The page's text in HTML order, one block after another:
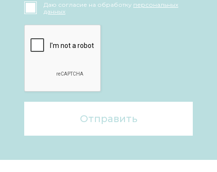
Даю согласие на обработку персональных
данных
Отправить